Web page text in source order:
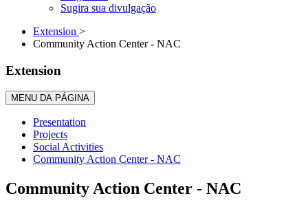
Sugira sua divulgação
Extension >
Community Action Center - NAC
Extension
MENU DA PÁGINA
Presentation
Projects
Social Activities
Community Action Center - NAC
Community Action Center - NAC